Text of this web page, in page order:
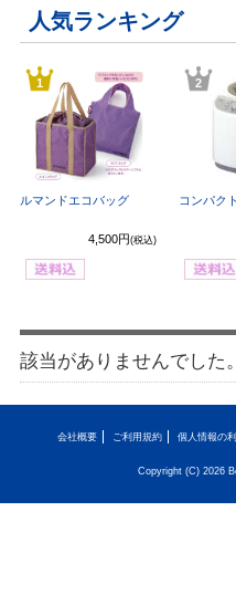
人気ランキング
1
ルマンドエコバッグ
4,500円 (税込)
2
コンパク
該当がありませんでした。
会社概要 ご利用規約 個人情報の
Copyright (C) 2026